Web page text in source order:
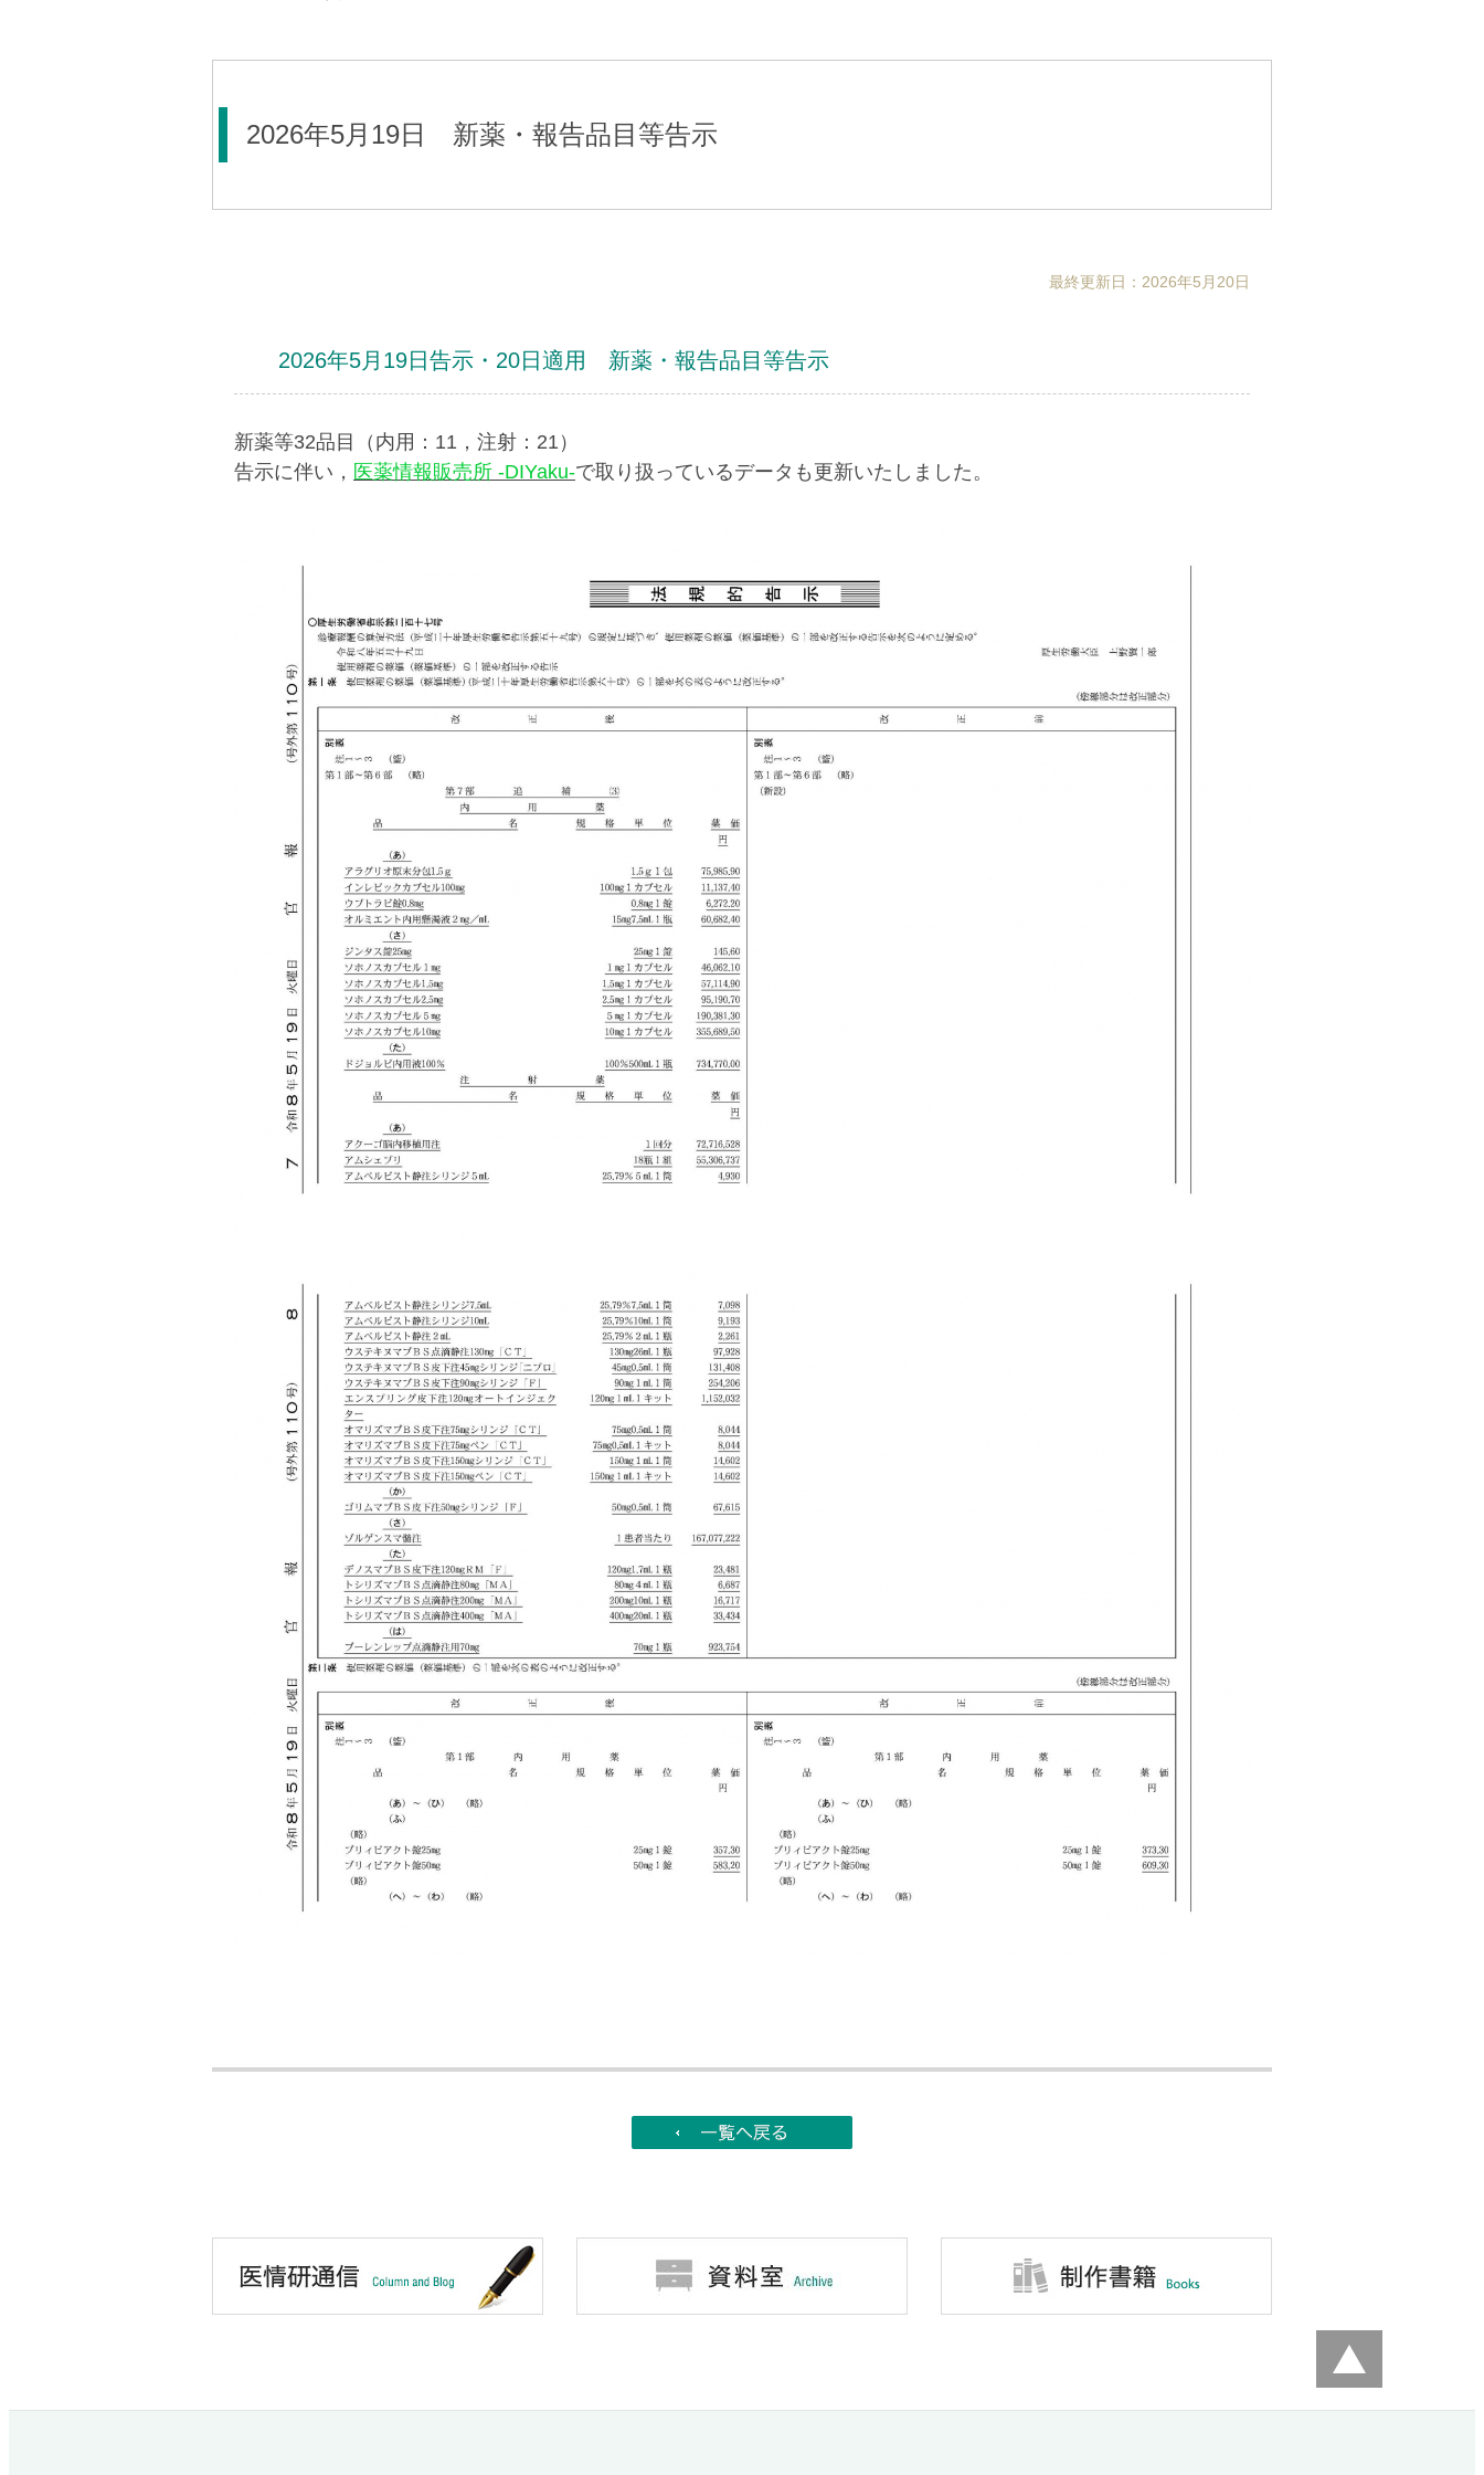
2026年5月19日 新薬・報告品目等告示
最終更新日：2026年5月20日
2026年5月19日告示・20日適用 新薬・報告品目等告示
新薬等32品目（内用：11，注射：21）
告示に伴い， 医薬情報販売所 -DIYaku-で取り扱っているデータも更新いたしました。